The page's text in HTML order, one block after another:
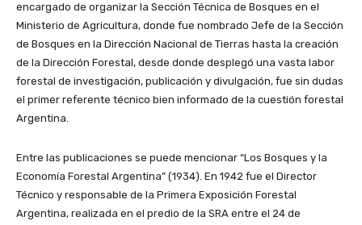
encargado de organizar la Sección Técnica de Bosques en el
Ministerio de Agricultura, donde fue nombrado Jefe de la Sección
de Bosques en la Dirección Nacional de Tierras hasta la creación
de la Dirección Forestal, desde donde desplegó una vasta labor
forestal de investigación, publicación y divulgación, fue sin dudas
el primer referente técnico bien informado de la cuestión forestal
Argentina.
Entre las publicaciones se puede mencionar “Los Bosques y la
Economía Forestal Argentina” (1934). En 1942 fue el Director
Técnico y responsable de la Primera Exposición Forestal
Argentina, realizada en el predio de la SRA entre el 24 de